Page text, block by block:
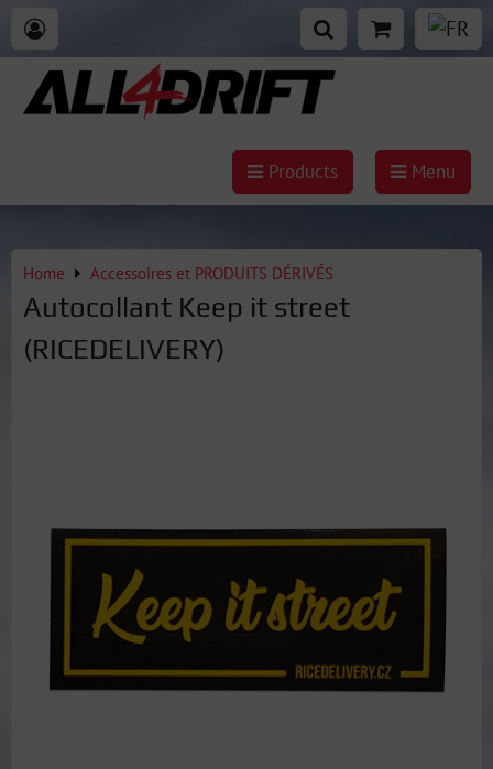
Products Menu
Home Accessoires et PRODUITS DÉRIVÉS
Autocollant Keep it street
(RICEDELIVERY)